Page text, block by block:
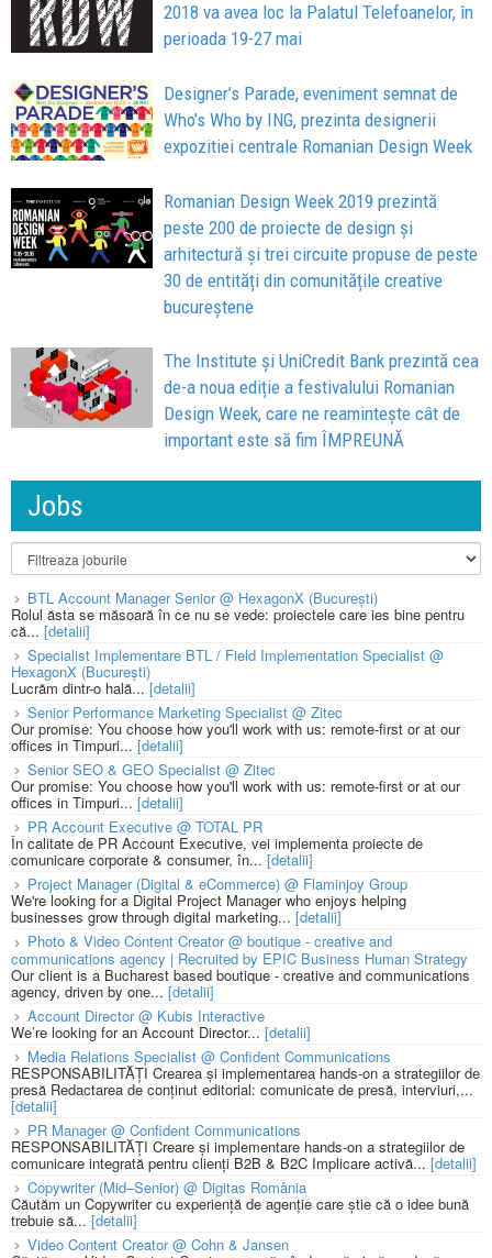
2018 va avea loc la Palatul Telefoanelor, în
perioada 19-27 mai
Designer’s Parade, eveniment semnat de
Who’s Who by ING, prezinta designerii
expozitiei centrale Romanian Design Week
Romanian Design Week 2019 prezintă
peste 200 de proiecte de design și
arhitectură și trei circuite propuse de peste
30 de entități din comunitățile creative
bucureștene
The Institute și UniCredit Bank prezintă cea
de-a noua ediție a festivalului Romanian
Design Week, care ne reamintește cât de
important este să fim ÎMPREUNĂ
Jobs
BTL Account Manager Senior @ HexagonX (București)
Rolul ăsta se măsoară în ce nu se vede: proiectele care ies bine pentru
că... [detalii]
Specialist Implementare BTL / Field Implementation Specialist @
HexagonX (București)
Lucrăm dintr-o hală...[detalii]
Senior Performance Marketing Specialist @ Zitec
Our promise: You choose how you'll work with us: remote-first or at our
offices in Timpuri... [detalii]
Senior SEO & GEO Specialist @ Zitec
Our promise: You choose how you'll work with us: remote-first or at our
offices in Timpuri... [detalii]
PR Account Executive @ TOTAL PR
În calitate de PR Account Executive, vei implementa proiecte de
comunicare corporate & consumer, în... [detalii]
Project Manager (Digital & eCommerce) @ Flaminjoy Group
We're looking for a Digital Project Manager who enjoys helping
businesses grow through digital marketing... [detalii]
Photo & Video Content Creator @ boutique - creative and
communications agency | Recruited by EPIC Business Human Strategy
Our client is a Bucharest based boutique - creative and communications
agency, driven by one... [detalii]
Account Director @ Kubis Interactive
We’re looking for an Account Director... [detalii]
Media Relations Specialist @ Confident Communications
RESPONSABILITĂȚI Crearea și implementarea hands-on a strategiilor de
presă Redactarea de conținut editorial: comunicate de presă, interviuri,...
[detalii]
PR Manager @ Confident Communications
RESPONSABILITĂȚI Creare și implementare hands-on a strategiilor de
comunicare integrată pentru clienți B2B & B2C Implicare activă... [detalii]
Copywriter (Mid–Senior) @ Digitas România
Căutăm un Copywriter cu experiență de agenție care știe că o idee bună
trebuie să... [detalii]
Video Content Creator @ Cohn & Jansen